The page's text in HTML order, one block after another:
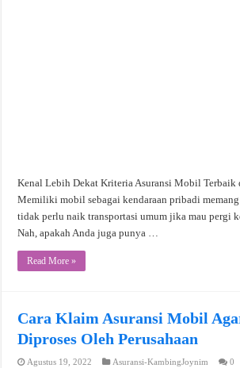
Kenal Lebih Dekat Kriteria Asuransi Mobil
Memiliki mobil sebagai kendaraan pribadi
tidak perlu naik transportasi umum jika mau pergi
Nah, apakah Anda juga punya …
Read More »
Cara Klaim Asuransi Mobil
Diproses Oleh Perusahaan
Agustus 19, 2022 Asuransi-KambingJoynim 0